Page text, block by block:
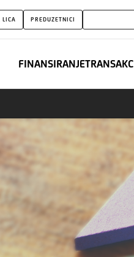
LICA PREDUZETNICI
FINANSIRANJE